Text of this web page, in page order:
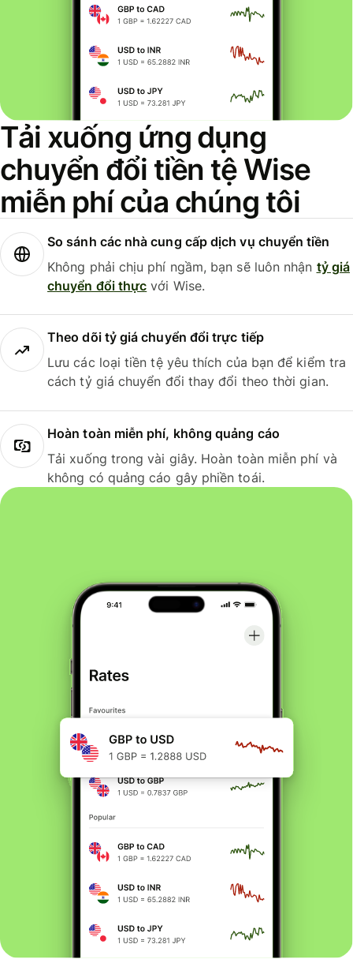
Tải xuống ứng dụng
chuyển đổi tiền tệ Wise
miễn phí của chúng tôi
So sánh các nhà cung cấp dịch vụ chuyển tiền
Không phải chịu phí ngầm, bạn sẽ luôn nhận tỷ giá
chuyển đổi thực với Wise.
Theo dõi tỷ giá chuyển đổi trực tiếp
Lưu các loại tiền tệ yêu thích của bạn để kiểm tra
cách tỷ giá chuyển đổi thay đổi theo thời gian.
Hoàn toàn miễn phí, không quảng cáo
Tải xuống trong vài giây. Hoàn toàn miễn phí và
không có quảng cáo gây phiền toái.